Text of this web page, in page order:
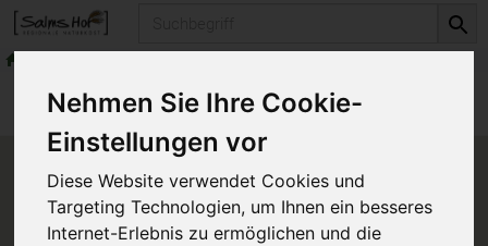
Nehmen Sie Ihre Cookie-
Einstellungen vor
Diese Website verwendet Cookies und
Targeting Technologien, um Ihnen ein besseres
Internet-Erlebnis zu ermöglichen und die
Produkte
frische Milchprodukte
Milchersatzprodukte
Produkt "Soja Cuisine" nicht
verfügbar.